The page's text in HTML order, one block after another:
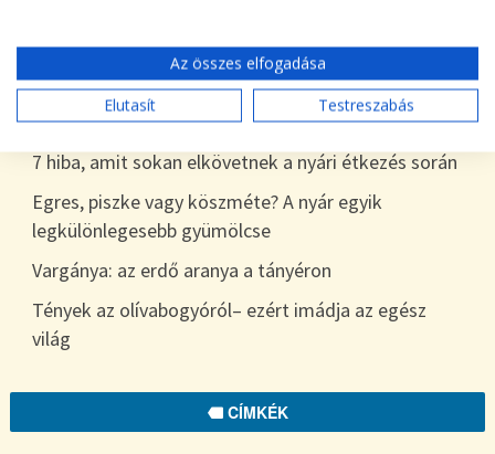
desszert
Tökszezon: sokoldalú alapanyagok a nyártól
egészen télig
7 hiba, amit sokan elkövetnek a nyári étkezés során
Egres, piszke vagy köszméte? A nyár egyik
legkülönlegesebb gyümölcse
Vargánya: az erdő aranya a tányéron
Tények az olívabogyóról– ezért imádja az egész
világ
CÍMKÉK
Az összes elfogadása
Elutasít
Testreszabás